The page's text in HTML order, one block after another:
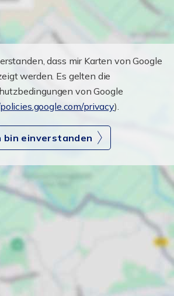
dass mir Karten von Google
werden. Es gelten die
von Google
privacy).
bin einverstanden